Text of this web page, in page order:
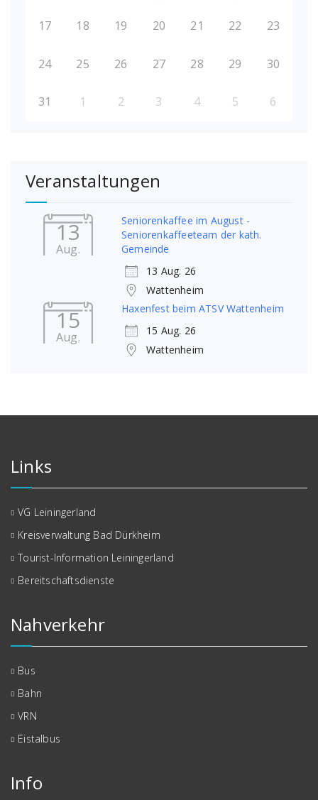
17 18 19 20 21 22 23
24 25 26 27 28 29 30
31 1 2 3 4 5 6
Veranstaltungen
13
Aug.
Seniorenkaffee im August -
Seniorenkaffeeteam der kath.
Gemeinde
13 Aug. 26
Wattenheim
15
Aug.
Haxenfest beim ATSV Wattenheim
15 Aug. 26
Wattenheim
Links
VG Leiningerland
Kreisverwaltung Bad Dürkheim
Tourist-Information Leiningerland
Bereitschaftsdienste
Nahverkehr
Bus
Bahn
VRN
Eistalbus
Info